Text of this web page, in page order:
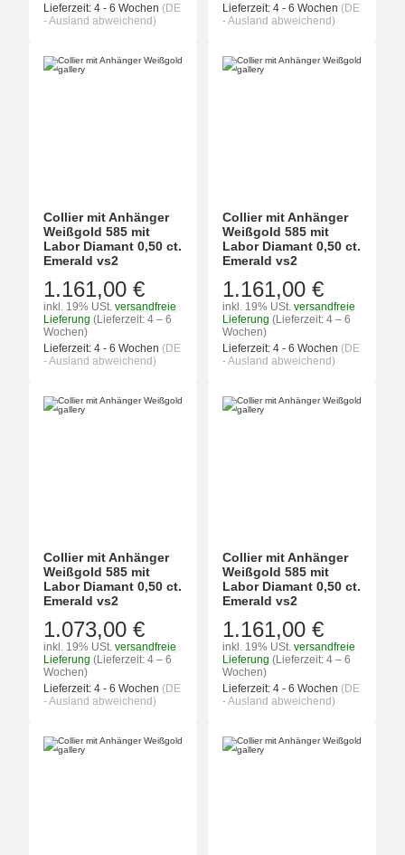
Lieferzeit: 4 - 6 Wochen (DE
- Ausland abweichend)
Lieferzeit: 4 - 6 Wochen (DE
- Ausland abweichend)
Collier mit Anhänger
Weißgold 585 mit
Labor Diamant 0,50 ct.
Emerald vs2
1.161,00 €
inkl. 19% USt. versandfreie
Lieferung (Lieferzeit: 4 – 6
Wochen)
Lieferzeit: 4 - 6 Wochen (DE
- Ausland abweichend)
Collier mit Anhänger
Weißgold 585 mit
Labor Diamant 0,50 ct.
Emerald vs2
1.161,00 €
inkl. 19% USt. versandfreie
Lieferung (Lieferzeit: 4 – 6
Wochen)
Lieferzeit: 4 - 6 Wochen (DE
- Ausland abweichend)
Collier mit Anhänger
Weißgold 585 mit
Labor Diamant 0,50 ct.
Emerald vs2
1.073,00 €
inkl. 19% USt. versandfreie
Lieferung (Lieferzeit: 4 – 6
Wochen)
Lieferzeit: 4 - 6 Wochen (DE
- Ausland abweichend)
Collier mit Anhänger
Weißgold 585 mit
Labor Diamant 0,50 ct.
Emerald vs2
1.161,00 €
inkl. 19% USt. versandfreie
Lieferung (Lieferzeit: 4 – 6
Wochen)
Lieferzeit: 4 - 6 Wochen (DE
- Ausland abweichend)